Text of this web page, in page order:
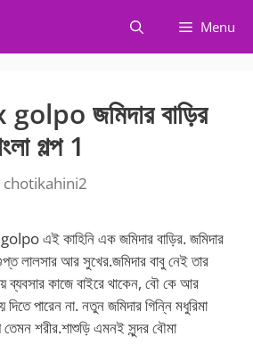
Menu
জমিদার বাড়ির
গল্প 1
chotikahini2
এই কাহিনি এক জমিদার বাড়ির. জমিদার
লালসার আর সুখের.জমিদার বাবু নেই তার
ব্যবসার কাজে বাইরে থাকেন, বৌ কে আর
পারেন না. নতুন জমিদার গিন্নি মধুরিমা
তেমন শরীর.শাশুড়ি এমনই সুন্দর বৌমা